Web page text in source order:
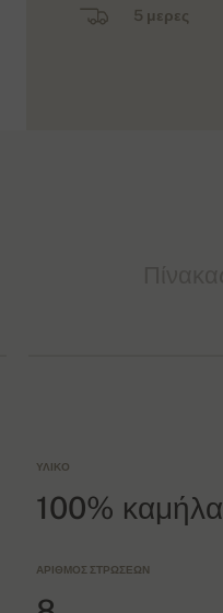
5 μερες
ΥΛΙΚΌ
100% καμήλα
ΑΡΙΘΜΌΣ ΣΤΡΏΣΕΩΝ